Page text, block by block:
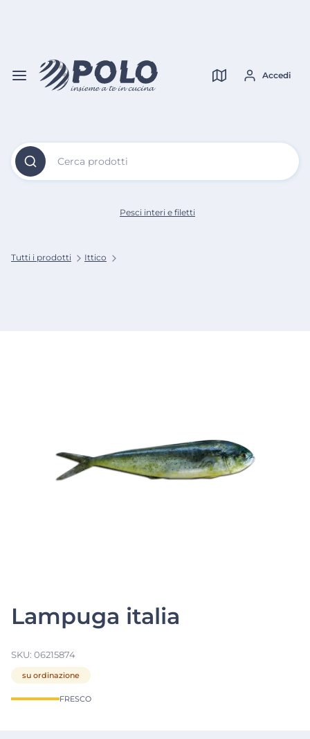
Cerca prodotti
Accedi
Tutti i prodotti Ittico
Pesci interi e filetti
Lampuga italia
SKU: 06215874
su ordinazione
FRESCO